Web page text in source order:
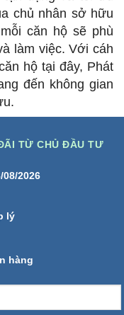
chủ nhân sở hữu
căn hộ sẽ phù
làm việc. Với cáh
hộ tại đây, Phát
đến không gian
TỪ CHỦ ĐẦU TƯ
2026
lý
hàng